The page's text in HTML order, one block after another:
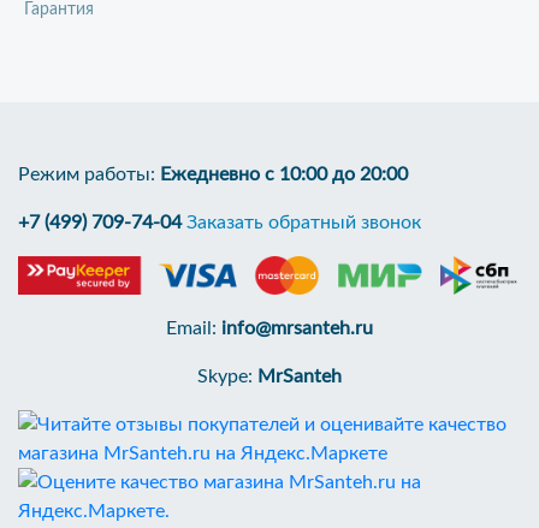
Гарантия
Режим работы: Ежедневно с 10:00 до 20:00
+7 (499) 709-74-04 Заказать обратный звонок
Email: info@mrsanteh.ru
Skype: MrSanteh